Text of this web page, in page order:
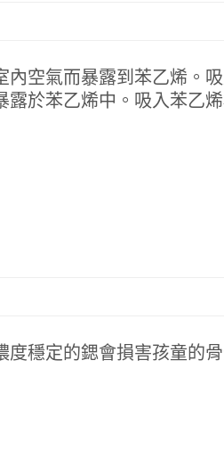
空氣而暴露到苯乙烯。
於苯乙烯中。吸入苯乙
穩定的鍶會損害孩童的